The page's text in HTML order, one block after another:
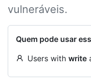
vulneráveis.
Quem pode usar
Users with write